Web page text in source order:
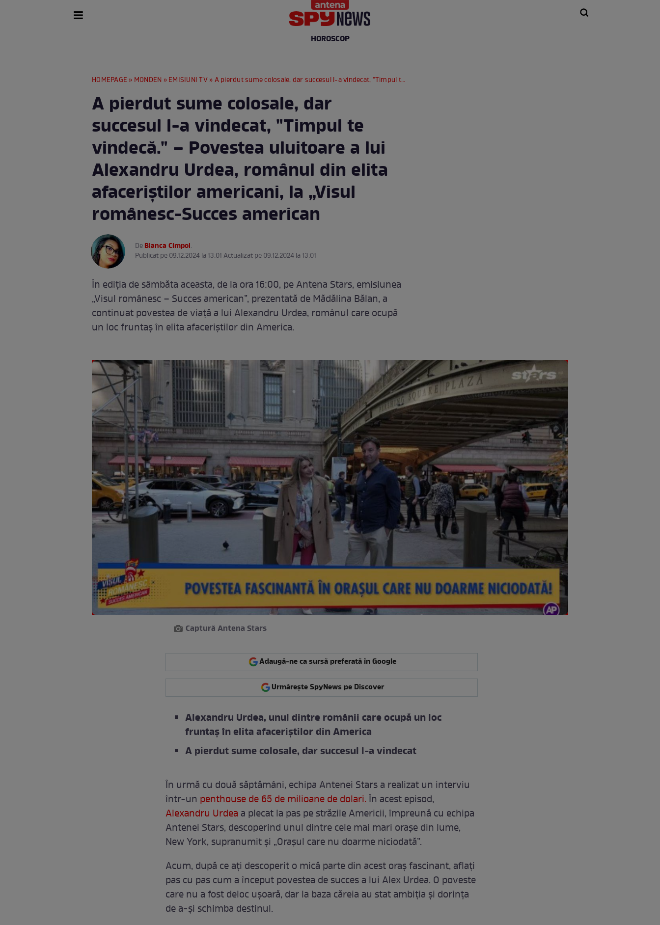
HOROSCOP
HOMEPAGE » MONDEN »EMISIUNI TV» A pierdut sume colosale, dar succesul l-a vindecat, "Timpul te vindecă." – Povestea uluitoare a lui Alexandru Urdea, românul din elita afaceriștilor americani, la „Visul românesc-Succes american
A pierdut sume colosale, dar
succesul l-a vindecat, "Timpul te
vindecă." – Povestea uluitoare a lui
Alexandru Urdea, românul din elita
afaceriștilor americani, la „Visul
românesc-Succes american
DeBianca Cimpoi.
Publicat pe 09.12.2024 la 13:01 Actualizat pe 09.12.2024 la 13:01
În ediția de sâmbăta aceasta, de la ora 16:00, pe Antena Stars, emisiunea
„Visul românesc – Succes american”, prezentată de Mădălina Bălan, a
continuat povestea de viață a lui Alexandru Urdea, românul care ocupă
un loc fruntaș în elita afaceriștilor din America.
Captură Antena Stars
Adaugă-ne ca sursă preferată în Google
Urmărește SpyNews pe Discover
Alexandru Urdea, unul dintre românii care ocupă un loc
fruntaș în elita afaceriștilor din America
A pierdut sume colosale, dar succesul l-a vindecat
În urmă cu două săptămâni, echipa Antenei Stars a realizat un interviu
într-un penthouse de 65 de milioane de dolari.În acest episod,
Alexandru Urdea a plecat la pas pe străzile Americii, împreună cu echipa
Antenei Stars, descoperind unul dintre cele mai mari orașe din lume,
New York, supranumit și „Orașul care nu doarme niciodată”.
Acum, după ce ați descoperit o mică parte din acest oraș fascinant, aflați
pas cu pas cum a început povestea de succes a lui Alex Urdea. O poveste
care nu a fost deloc ușoară, dar la baza căreia au stat ambiția și dorința
de a-și schimba destinul.